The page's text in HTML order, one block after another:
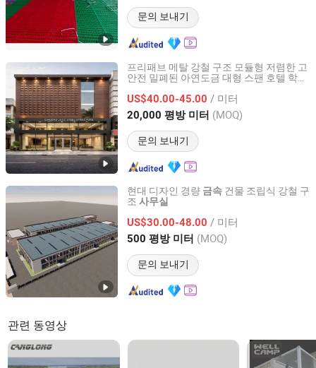
문의 보내기
프리패브 메탈 강철 구조 모듈형 저렴한 고
안전 밀폐된 아연도금 대형 스팬 호텔 학교
US$40.00-45.00 / 미터
20,000 평방 미터 (MOQ)
문의 보내기
Qingdao Jingdao Credit Construction Steel Structure Co.,
Ltd.
Shandong, China 이후 2012
현대 디자인 경량 금속 건물 조립식 강철 구
조 사무실
US$30.00-48.00 / 미터
500 평방 미터 (MOQ)
문의 보내기
Qingdao Gusite Construction Engineering Co., Ltd
Shandong, China 이후 2024
관련 동영상